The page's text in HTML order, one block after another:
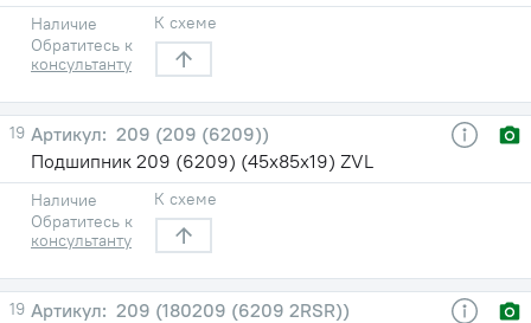
Наличие
Обратитесь к
консультанту
К схеме
19
209 (209 (6209))
Подшипник 209 (6209) (45х85х19) ZVL
Наличие
Обратитесь к
консультанту
К схеме
19
209 (180209 (6209 2RSR))